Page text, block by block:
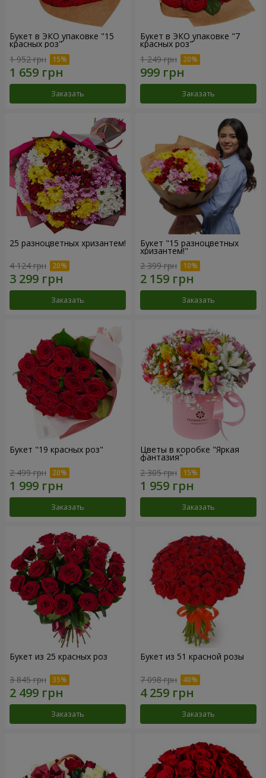
Букет в ЭКО упаковке "15
красных роз"
1 952 грн
Заказать
Букет в ЭКО упаковке "7
красных роз"
1 249 грн
Заказать
25 разноцветных хризантем!
4 124 грн
Заказать
Букет "15 разноцветных
хризантем!"
2 399 грн
Заказать
Букет "19 красных роз"
2 499 грн
Заказать
Цветы в коробке "Яркая
фантазия"
2 305 грн
Заказать
Букет из 25 красных роз
3 845 грн
Заказать
Букет из 51 красной розы
7 098 грн
Заказать